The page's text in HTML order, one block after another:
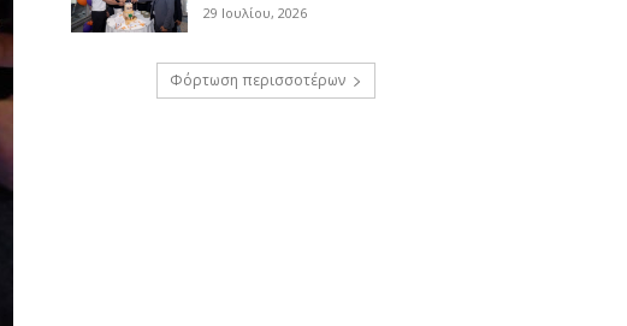
29 Ιουλίου, 2026
Φόρτωση περισσοτέρων